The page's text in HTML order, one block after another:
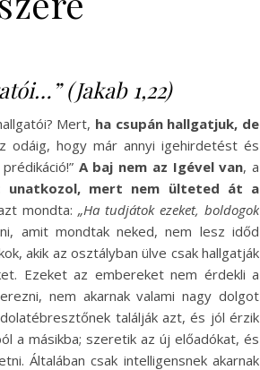
(Jakab 1,22)
Mert, ha csupán hallgatjuk, de
odáig, hogy már annyi igehirdetést és
A baj nem az Igével van, a
unatkozol, mert nem ülteted át a
mondta: „Ha tudjátok ezeket, boldogok
amit mondtak neked, nem lesz időd
akik az osztályban ülve csak hallgatják
Ezeket az embereket nem érdekli a
nem akarnak valami nagy dolgot
találják azt, és jól érzik
a másikba; szeretik az új előadókat, és
Általában csak intelligensnek akarnak